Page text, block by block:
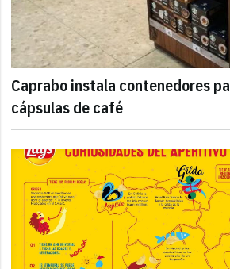
Caprabo instala contenedores
cápsulas de café